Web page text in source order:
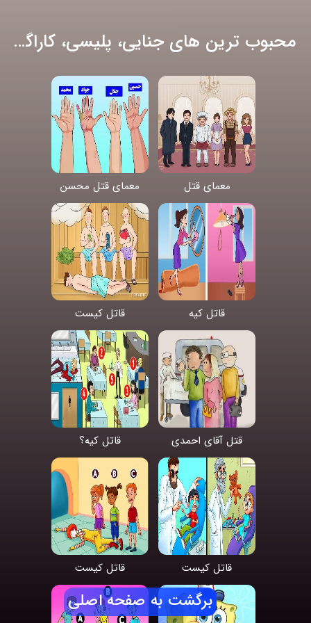
محبوب ترین های جنایی، پلیسی، کاراگاهی
معمای قتل معمای قتل محسن
قاتل کیه قاتل کیست
قتل آقای احمدی قاتل کیه؟
قاتل کیست قاتل کیست
برگشت به صفحه اصلی